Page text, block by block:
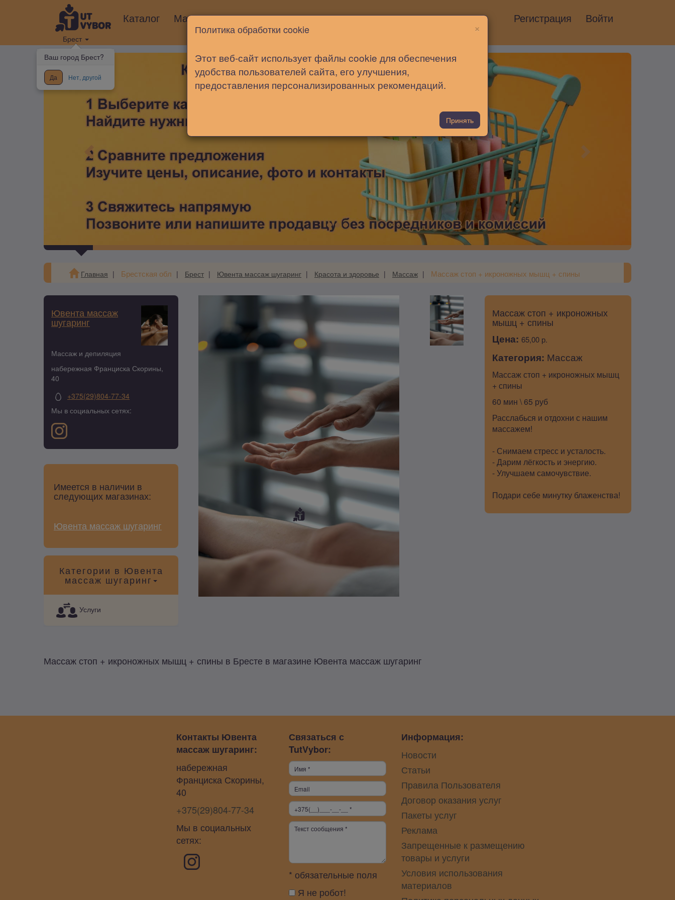
Брест
Ваш город Брест?
Да Нет, другой
Каталог Магазины Новости Статьи Помощь Регистрация Войти
Главная Брестская обл Брест Ювента массаж шугаринг Красота и здоровье Массаж Массаж стоп + икроножных мышц + спины
Ювента массаж
шугаринг
Массаж и депиляция
набережная Франциска Скорины,
40
+375(29)804-77-34
Мы в социальных сетях:
Имеется в наличии в
следующих магазинах:
Ювента массаж шугаринг
Категории в Ювента
массаж шугаринг
Услуги
Массаж стоп + икроножных
мышц + спины
Цена: 65,00 р.
Категория: Массаж
Массаж стоп + икроножных мышц
+ спины
60 мин \ 65 руб
Расслабься и отдохни с нашим
массажем!
- Снимаем стресс и усталость.
- Дарим лёгкость и энергию.
- Улучшаем самочувствие.
Подари себе минутку блаженства!
Массаж стоп + икроножных мышц + спины в Бресте в магазине Ювента массаж шугаринг
Контакты Ювента
массаж шугаринг:
набережная
Франциска Скорины,
40
+375(29)804-77-34
Мы в социальных
сетях:
Связаться с
TutVybor:
* обязательные поля
Я не робот!
Информация:
Новости
Статьи
Правила Пользователя
Договор оказания услуг
Пакеты услуг
Реклама
Запрещенные к размещению
товары и услуги
Условия использования
материалов
×
Политика обработки cookie
Этот веб-сайт использует файлы cookie для обеспечения
удобства пользователей сайта, его улучшения,
предоставления персонализированных рекомендаций.
Принять